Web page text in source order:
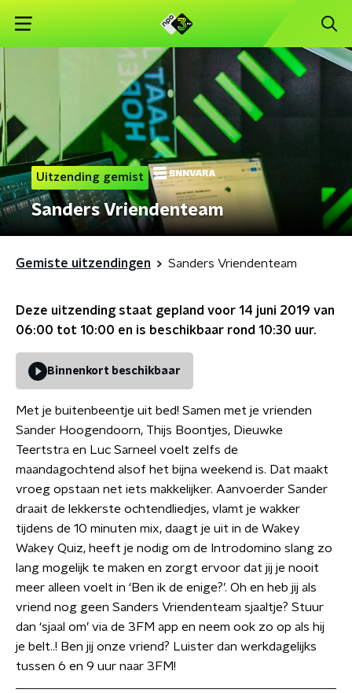
Uitzending gemist
Sanders Vriendenteam
Gemiste uitzendingen Sanders Vriendenteam
Deze uitzending staat gepland voor 14 juni 2019 van
06:00 tot 10:00 en is beschikbaar rond 10:30 uur.
Binnenkort beschikbaar
Met je buitenbeentje uit bed! Samen met je vrienden
Sander Hoogendoorn, Thijs Boontjes, Dieuwke
Teertstra en Luc Sarneel voelt zelfs de
maandagochtend alsof het bijna weekend is. Dat maakt
vroeg opstaan net iets makkelijker. Aanvoerder Sander
draait de lekkerste ochtendliedjes, vlamt je wakker
tijdens de 10 minuten mix, daagt je uit in de Wakey
Wakey Quiz, heeft je nodig om de Introdomino slang zo
lang mogelijk te maken en zorgt ervoor dat jij je nooit
meer alleen voelt in ‘Ben ik de enige?’. Oh en heb jij als
vriend nog geen Sanders Vriendenteam sjaaltje? Stuur
dan ‘sjaal om’ via de 3FM app en neem ook zo op als hij
je belt..! Ben jij onze vriend? Luister dan werkdagelijks
tussen 6 en 9 uur naar 3FM!